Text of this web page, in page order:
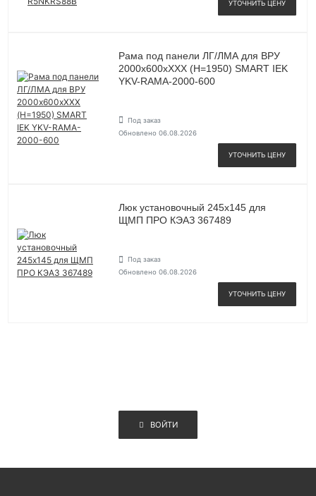
УТОЧНИТЬ ЦЕНУ
Рама под панели ЛГ/ЛМА для ВРУ
2000х600хХХХ (Н=1950) SMART IEK
YKV-RAMA-2000-600
Под заказ
Обновлено 06.08.2026
УТОЧНИТЬ ЦЕНУ
Люк установочный 245х145 для
ЩМП ПРО КЭАЗ 367489
Под заказ
Обновлено 06.08.2026
УТОЧНИТЬ ЦЕНУ
ВОЙТИ